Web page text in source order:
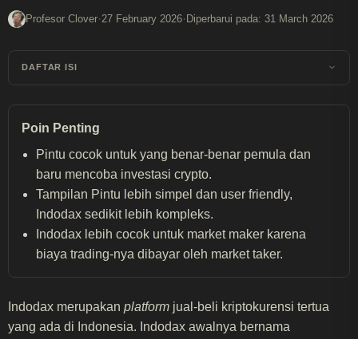
Profesor Clover·27 February 2026· Diperbarui pada: 31 March 2026
DAFTAR ISI
Poin Penting
Pintu cocok untuk yang benar-benar pemula dan
baru mencoba investasi crypto.
Tampilan Pintu lebih simpel dan user friendly,
Indodax sedikit lebih kompleks.
Indodax lebih cocok untuk market maker karena
biaya trading-nya dibayar oleh market taker.
Indodax merupakan platform jual-beli kriptokurensi tertua
yang ada di Indonesia. Indodax awalnya bernama